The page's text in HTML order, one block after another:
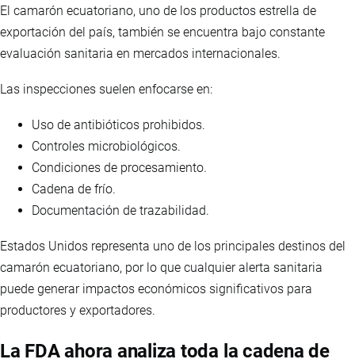
El camarón ecuatoriano, uno de los productos estrella de
exportación del país, también se encuentra bajo constante
evaluación sanitaria en mercados internacionales.
Las inspecciones suelen enfocarse en:
Uso de antibióticos prohibidos.
Controles microbiológicos.
Condiciones de procesamiento.
Cadena de frío.
Documentación de trazabilidad.
Estados Unidos representa uno de los principales destinos del
camarón ecuatoriano, por lo que cualquier alerta sanitaria
puede generar impactos económicos significativos para
productores y exportadores.
La FDA ahora analiza toda la cadena de